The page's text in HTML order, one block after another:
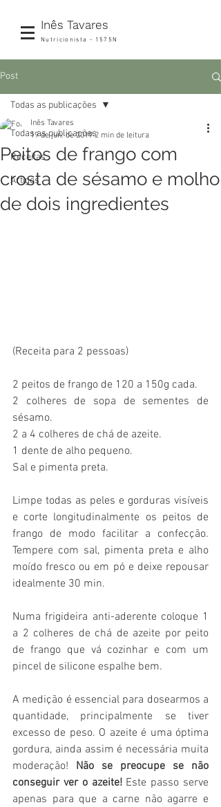
Inês Tavares
Nutricionista - 1575N
Post
Todas as publicações
Receitas
Artigos
Todas as publicações
Peitos de frango com
crosta de sésamo e molho
de dois ingredientes
Inês Tavares
19 de jun. de 2019 2 min de leitura
(Receita para 2 pessoas)
2 peitos de frango de 120 a 150g cada.
2 colheres de sopa de sementes de
sésamo.
2 a 4 colheres de chá de azeite.
1 dente de alho pequeno.
Sal e pimenta preta.
Limpe todas as peles e gorduras visíveis
e corte longitudinalmente os peitos de
frango de modo facilitar a confecção.
Tempere com sal, pimenta preta e alho
moído fresco ou em pó e deixe repousar
idealmente 30 min.
Numa frigideira anti-aderente coloque 1
a 2 colheres de chá de azeite por peito
de frango que vá cozinhar e com um
pincel de silicone espalhe bem.
A medição é essencial para dosearmos a
quantidade, principalmente se tiver
excesso de peso. O azeite é uma óptima
gordura, ainda assim é necessária muita
moderação! Não se preocupe se não
conseguir ver o azeite! Este passo serve
apenas para que a carne não agarre e